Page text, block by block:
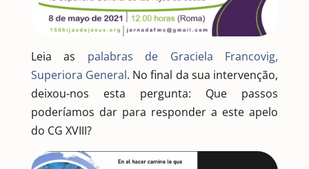
Leia as palabras de Graciela Francovig,
Superiora General. No final da sua intervenção,
deixou-nos esta pergunta: Que passos
poderíamos dar para responder a este apelo
do CG XVIII?